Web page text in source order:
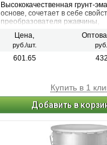
Высококачественная грунт-
основе, сочетает в себе
преобразователя ржавчины,
эмали.Цена,
руб./шт.
601.65
Купить в 1
Добавить в